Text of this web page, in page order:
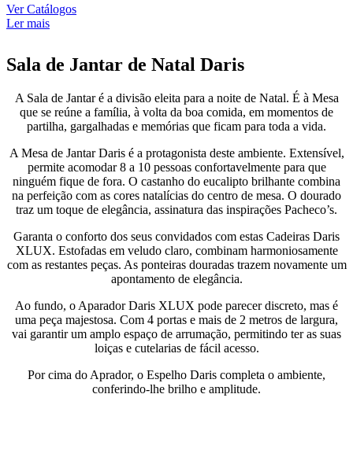
Ver Catálogos
Ler mais
Sala de Jantar de Natal Daris
A Sala de Jantar é a divisão eleita para a noite de Natal. É à Mesa
que se reúne a família, à volta da boa comida, em momentos de
partilha, gargalhadas e memórias que ficam para toda a vida.
A Mesa de Jantar Daris é a protagonista deste ambiente. Extensível,
permite acomodar 8 a 10 pessoas confortavelmente para que
ninguém fique de fora. O castanho do eucalipto brilhante combina
na perfeição com as cores natalícias do centro de mesa. O dourado
traz um toque de elegância, assinatura das inspirações Pacheco’s.
Garanta o conforto dos seus convidados com estas Cadeiras Daris
XLUX. Estofadas em veludo claro, combinam harmoniosamente
com as restantes peças. As ponteiras douradas trazem novamente um
apontamento de elegância.
Ao fundo, o Aparador Daris XLUX pode parecer discreto, mas é
uma peça majestosa. Com 4 portas e mais de 2 metros de largura,
vai garantir um amplo espaço de arrumação, permitindo ter as suas
loiças e cutelarias de fácil acesso.
Por cima do Aprador, o Espelho Daris completa o ambiente,
conferindo-lhe brilho e amplitude.